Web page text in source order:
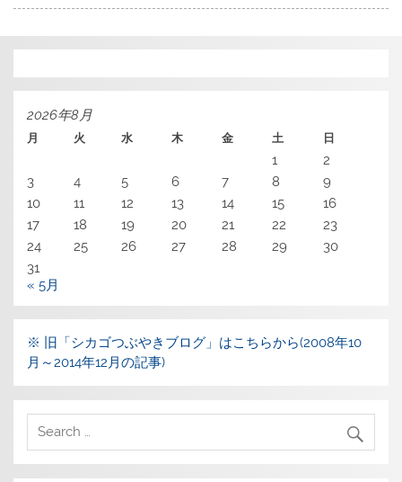
2026年8月
月 火 水 木 金 土 日
1
2
3
4 5 6 7 8
9
10
11 12 13 14 15
16
17
18 19 20 21 22
23
24
25 26 27 28 29
30
31
« 5月
※ 旧「シカゴつぶやきブログ」はこちらから(2008年10
月～2014年12月の記事)